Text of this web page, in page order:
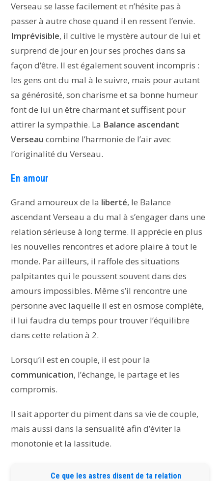
Verseau se lasse facilement et n’hésite pas à
passer à autre chose quand il en ressent l’envie.
Imprévisible, il cultive le mystère autour de lui et
surprend de jour en jour ses proches dans sa
façon d’être. Il est également souvent incompris :
les gens ont du mal à le suivre, mais pour autant
sa générosité, son charisme et sa bonne humeur
font de lui un être charmant et suffisent pour
attirer la sympathie. La Balance ascendant
Verseau combine l’harmonie de l’air avec
l’originalité du Verseau.
En amour
Grand amoureux de la liberté, le Balance
ascendant Verseau a du mal à s’engager dans une
relation sérieuse à long terme. Il apprécie en plus
les nouvelles rencontres et adore plaire à tout le
monde. Par ailleurs, il raffole des situations
palpitantes qui le poussent souvent dans des
amours impossibles. Même s’il rencontre une
personne avec laquelle il est en osmose complète,
il lui faudra du temps pour trouver l’équilibre
dans cette relation à 2.
Lorsqu’il est en couple, il est pour la
communication, l’échange, le partage et les
compromis.
Il sait apporter du piment dans sa vie de couple,
mais aussi dans la sensualité afin d’éviter la
monotonie et la lassitude.
Ce que les astres disent de ta relation